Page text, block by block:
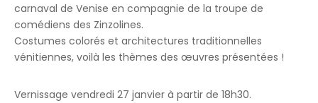
carnaval de Venise en compagnie de la troupe de
comédiens des Zinzolines.
Costumes colorés et architectures traditionnelles
vénitiennes, voilà les thèmes des œuvres présentées !
Vernissage vendredi 27 janvier à partir de 18h30.